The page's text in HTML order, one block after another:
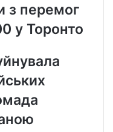
з перемог
у Торонто